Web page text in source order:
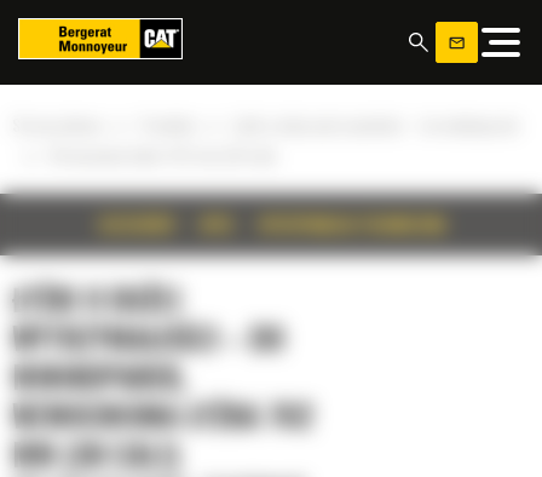
ŁYŻKI O DUŻEJ
WYTRZYMAŁOŚCI – DO
MINIKOPAREK,
WZMOCNIONA ŁYŻKA 762
MM (30 CALI)
Panel zarządzania plikami cookies